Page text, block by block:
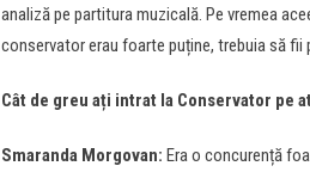
analiză pe partitura muzicală. Pe vremea
conservator erau foarte puține, trebuia să
Cât de greu ați intrat la Conservator pe
Smaranda Morgovan: Era o concurență